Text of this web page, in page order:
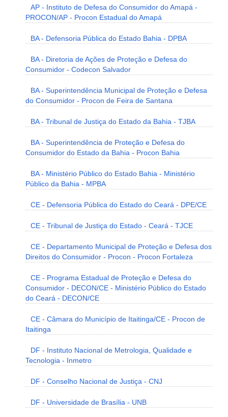
AP - Instituto de Defesa do Consumidor do Amapá -
PROCON/AP - Procon Estadual do Amapá
BA - Defensoria Pública do Estado Bahia - DPBA
BA - Diretoria de Ações de Proteção e Defesa do
Consumidor - Codecon Salvador
BA - Superintendência Municipal de Proteção e Defesa
do Consumidor - Procon de Feira de Santana
BA - Tribunal de Justiça do Estado da Bahia - TJBA
BA - Superintendência de Proteção e Defesa do
Consumidor do Estado da Bahia - Procon Bahia
BA - Ministério Público do Estado Bahia - Ministério
Público da Bahia - MPBA
CE - Defensoria Pública do Estado do Ceará - DPE/CE
CE - Tribunal de Justiça do Estado - Ceará - TJCE
CE - Departamento Municipal de Proteção e Defesa dos
Direitos do Consumidor - Procon - Procon Fortaleza
CE - Programa Estadual de Proteção e Defesa do
Consumidor - DECON/CE - Ministério Público do Estado
do Ceará - DECON/CE
CE - Câmara do Município de Itaitinga/CE - Procon de
Itaitinga
DF - Instituto Nacional de Metrologia, Qualidade e
Tecnologia - Inmetro
DF - Conselho Nacional de Justiça - CNJ
DF - Universidade de Brasília - UNB